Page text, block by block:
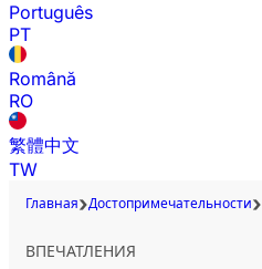
Português
PT
Română
RO
繁體中文
TW
Главная Достопримечательности
ВПЕЧАТЛЕНИЯ